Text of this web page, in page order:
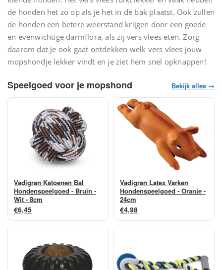
de honden het zo op als je het in de bak plaatst. Ook zullen
de honden een betere weerstand krijgen door een goede
en evenwichtige darmflora, als zij vers vlees eten. Zorg
daarom dat je ook gaat ontdekken welk vers vlees jouw
mopshondje lekker vindt en je ziet hem snel opknappen!
Speelgoed voor je mopshond Bekijk alles →
Vadigran Katoenen Bal
Hondenspeelgoed - Bruin -
Wit - 8cm
€6,45
Vadigran Latex Varken
Hondenspeelgoed - Oranje -
24cm
€4,98